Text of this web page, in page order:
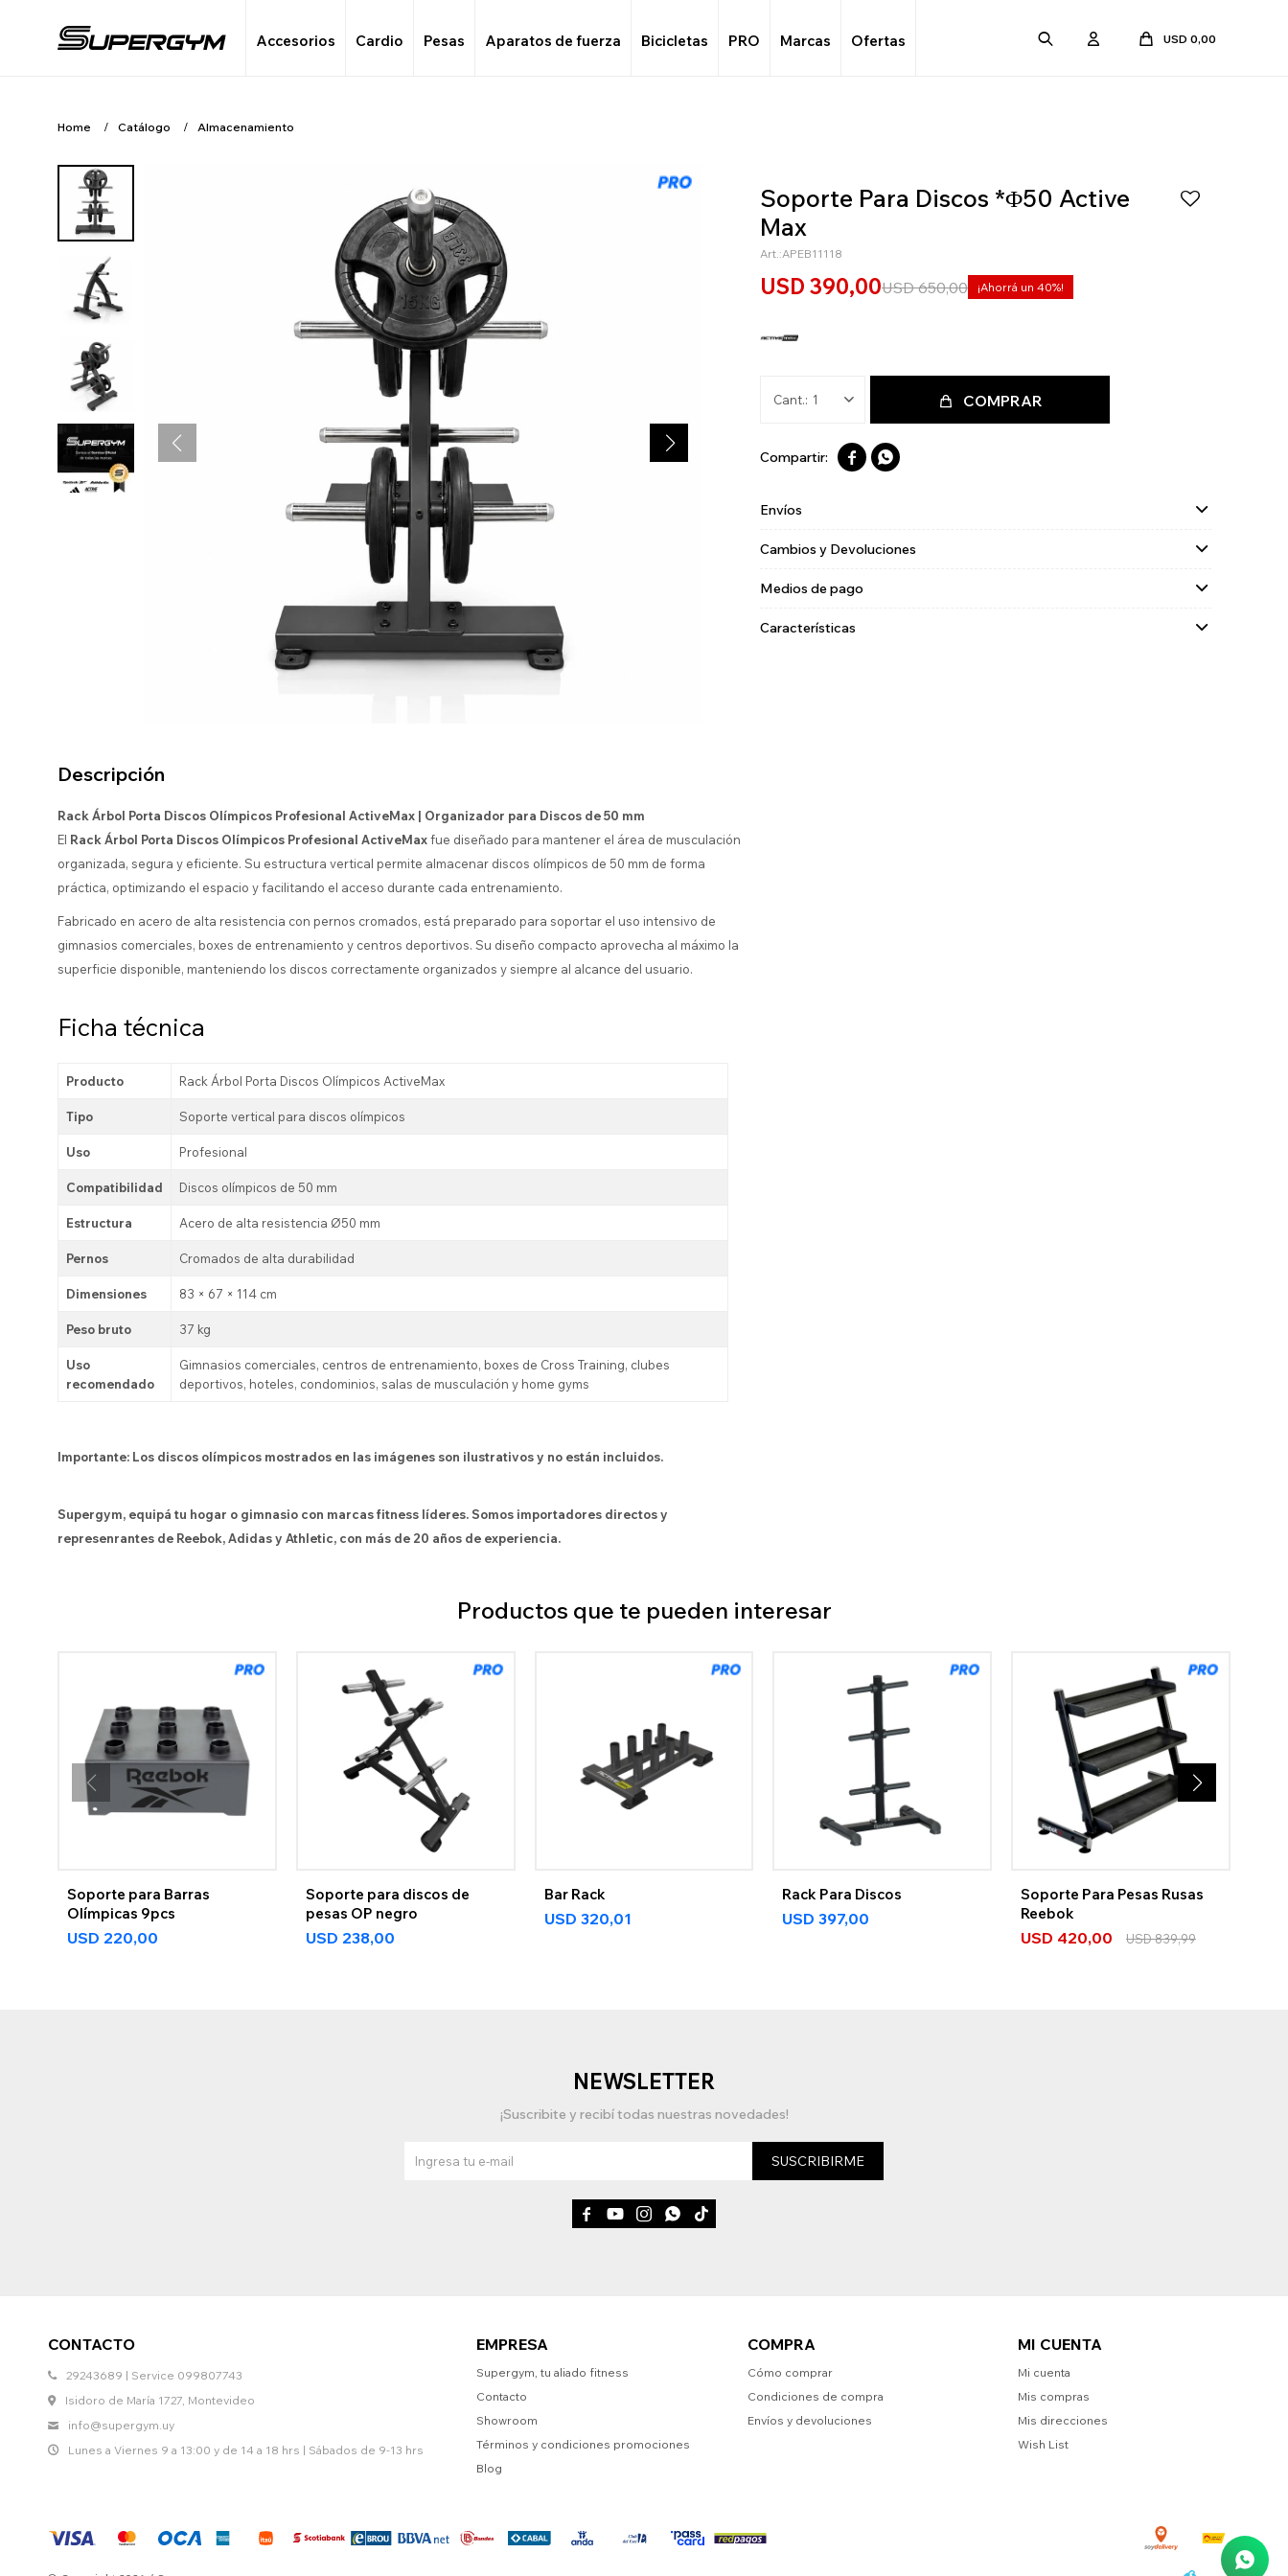
Accesorios Cardio Pesas Aparatos de fuerza Bicicletas PRO Marcas Ofertas USD 0,00
Home Catálogo Almacenamiento
Soporte Para Discos *Φ50 Active
Max
APEB11118
USD 390,00USD 650,00 40
1 COMPRAR
 
Envíos
Cambios y Devoluciones
Medios de pago
Características
Descripción
Rack Árbol Porta Discos Olímpicos Profesional ActiveMax | Organizador para Discos de 50 mm
El Rack Árbol Porta Discos Olímpicos Profesional ActiveMaxfue diseñado para mantener el área de musculación
organizada, segura y eficiente. Su estructura vertical permite almacenar discos olímpicos de 50 mm de forma
práctica, optimizando el espacio y facilitando el acceso durante cada entrenamiento.
Fabricado en acero de alta resistencia con pernos cromados, está preparado para soportar el uso intensivo de
gimnasios comerciales, boxes de entrenamiento y centros deportivos. Su diseño compacto aprovecha al máximo la
superficie disponible, manteniendo los discos correctamente organizados y siempre al alcance del usuario.
Ficha técnica
Producto Rack Árbol Porta Discos Olímpicos ActiveMax
Tipo Soporte vertical para discos olímpicos
Uso Profesional
Compatibilidad Discos olímpicos de 50 mm
Estructura Acero de alta resistencia Ø50 mm
Pernos Cromados de alta durabilidad
Dimensiones 83 × 67 × 114 cm
Peso bruto 37 kg
Uso
recomendado
Gimnasios comerciales, centros de entrenamiento, boxes de Cross Training, clubes
deportivos, hoteles, condominios, salas de musculación y home gyms
Importante: Los discos olímpicos mostrados en las imágenes son ilustrativos y no están incluidos.
Supergym, equipá tu hogar o gimnasio con marcas fitness líderes. Somos importadores directos y
represenrantes de Reebok, Adidas y Athletic, con más de 20 años de experiencia.
Productos que te pueden interesar
Soporte para Barras
Olímpicas 9pcs
USD 220,00
Soporte para discos de
pesas OP negro
USD 238,00
Bar Rack
USD 320,01
Rack Para Discos
USD 397,00
Soporte Para Pesas Rusas
Reebok
USD 420,00 USD839,99
CONTACTO
29243689 | Service 099807743
Isidoro de María 1727, Montevideo
info@supergym.uy
Lunes a Viernes 9 a 13:00 y de 14 a 18 hrs | Sábados de 9-13 hrs
EMPRESA
Supergym, tu aliado fitness
Contacto
Showroom
Términos y condiciones promociones
Blog
COMPRA
Cómo comprar
Condiciones de compra
Envíos y devoluciones
MI CUENTA
Mi cuenta
Mis compras
Mis direcciones
Wish List
NEWSLETTER
¡Suscribite y recibí todas nuestras novedades!
SUSCRIBIRME
    